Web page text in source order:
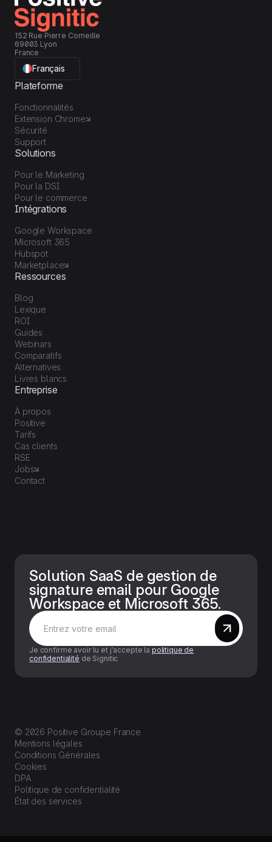
152 Rue Pierre Corneille
69003 Lyon
France
Français
Plateforme
Fonctionnalités
Extension Chrome
Sécurité
Support
Solutions
Pour le Marketing
Pour la DSI
Pour le commerce
Intégrations
Google Workspace
Microsoft 365
Hubspot
Marketplace
Ressources
Blog
Lexique
ROI
Guides
Webinars
Comparatifs
Alternatives
Livres blancs
Entreprise
À propos
Positive
Tarifs
Cas clients
RSE
Jobs
Contact
Solution SaaS de gestion de
signature email pour Google
Workspace et Microsoft 365.
Je confirme avoir lu et j’accepte la politique de
confidentialité de Signitic
© 2026 Positive Groupe France
Mentions légales
Conditions Générales
Cookies
DPA
Politique de confidentialité
État des services